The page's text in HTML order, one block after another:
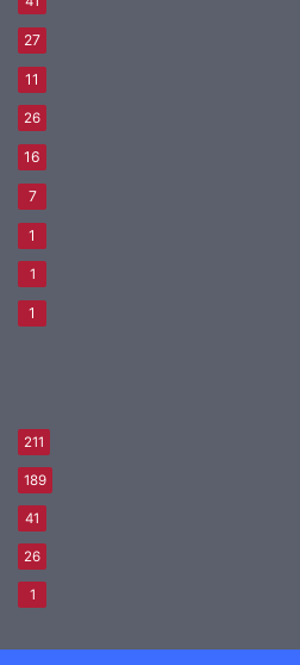
27
11
26
16
7
1
1
1
211
189
41
26
1